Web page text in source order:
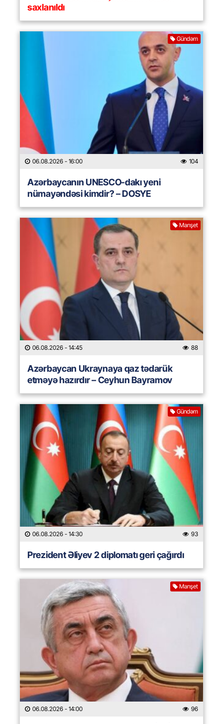
saxlanıldı
Gündəm
06.08.2026 - 16:00 104
Azərbaycanın UNESCO-dakı yeni
nümayəndəsi kimdir? – DOSYE
Manşet
06.08.2026 - 14:45 88
Azərbaycan Ukraynaya qaz tədarük
etməyə hazırdır – Ceyhun Bayramov
Gündəm
06.08.2026 - 14:30 93
Prezident Əliyev 2 diplomatı geri çağırdı
Manşet
06.08.2026 - 14:00 96